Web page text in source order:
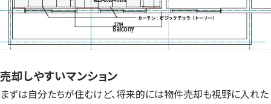
売却しやすいマンション
まずは自分たちが住むけど、将来的には物件売却も視野に入れた